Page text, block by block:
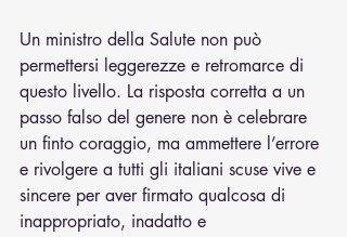
Un ministro della Salute non può
permettersi leggerezze e retromarce di
questo livello. La risposta corretta a un
passo falso del genere non è celebrare
un finto coraggio, ma ammettere l’errore
e rivolgere a tutti gli italiani scuse vive e
sincere per aver firmato qualcosa di
inappropriato, inadatto e